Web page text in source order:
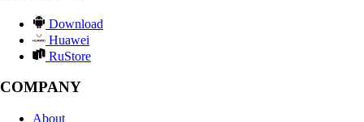
Download
Huawei
RuStore
COMPANY
About